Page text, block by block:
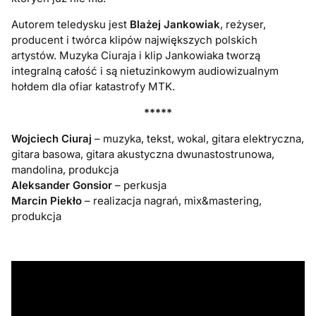
Autorem teledysku jest Blażej Jankowiak, reżyser,
producent i twórca klipów największych polskich
artystów. Muzyka Ciuraja i klip Jankowiaka tworzą
integralną całość i są nietuzinkowym audiowizualnym
hołdem dla ofiar katastrofy MTK.
*****
Wojciech Ciuraj – muzyka, tekst, wokal, gitara elektryczna,
gitara basowa, gitara akustyczna dwunastostrunowa,
mandolina, produkcja
Aleksander Gonsior – perkusja
Marcin Piekło – realizacja nagrań, mix&mastering,
produkcja